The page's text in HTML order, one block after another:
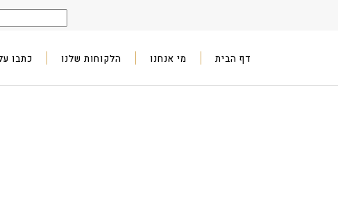
דף הבית מי אנחנו הלקוחות שלנו כתבו